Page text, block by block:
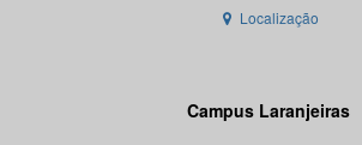
Localização
Campus Laranjeiras